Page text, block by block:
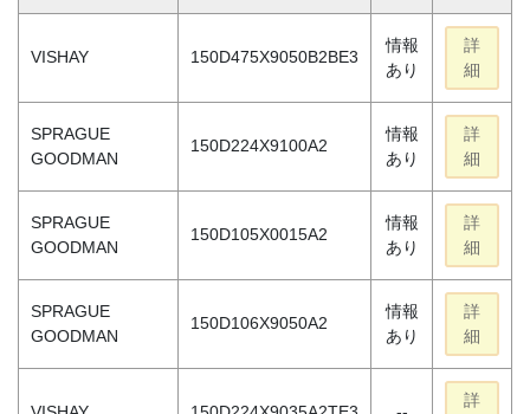
VISHAY 150D475X9050B2BE3
情報
あり
詳
細
SPRAGUE
GOODMAN
150D224X9100A2
情報
あり
詳
細
SPRAGUE
GOODMAN
150D105X0015A2
情報
あり
詳
細
SPRAGUE
GOODMAN
150D106X9050A2
情報
あり
詳
細
詳